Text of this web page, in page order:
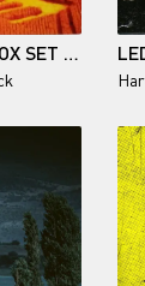
LED ZEPPELIN - BOX SET (REMASTERS 4 CD SET, JAPAN) - 1990